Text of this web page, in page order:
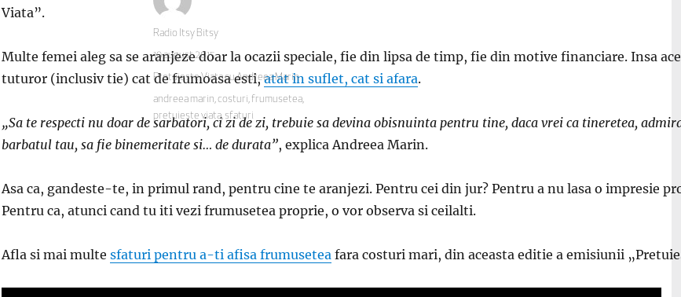
Viata”.
Multe femei aleg sa se aranjeze doar la ocazii speciale, fie din lipsa de timp, fie din motive financiare. Insa
tuturor (inclusiv tie) cat de frumoasa esti,atat in suflet, cat si afara.
„Sa te respecti nu doar de sarbatori, ci zi de zi, trebuie sa devina obisnuinta pentru tine, daca vrei ca tineretea,
barbatul tau, sa fie binemeritate si… de durata”, explica Andreea Marin.
Asa ca, gandeste-te, in primul rand, pentru cine te aranjezi. Pentru cei din jur? Pentru a nu lasa o impresie
Pentru ca, atunci cand tu iti vezi frumusetea proprie, o vor observa si ceilalti.
Afla si mai multe sfaturi pentru a-ti afisa frumuseteafara costuri mari, din aceasta editie a emisiunii
Autor
Radio Itsy Bitsy
Publicat
pe
19 august 2015
Categorii
Pretuieste Viata cu Andreea Marin
Etichete
andreea marin,costuri,frumusetea,
pretuieste viata, sfaturi